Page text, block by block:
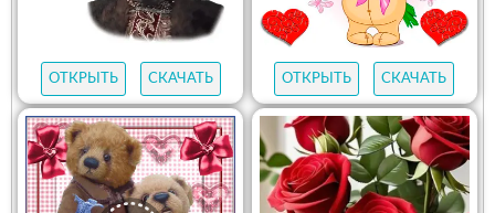
ОТКРЫТЬ СКАЧАТЬ ОТКРЫТЬ СКАЧАТЬ